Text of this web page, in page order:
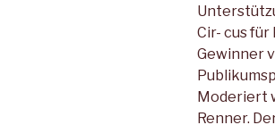
Cir- cus für
Gewinner
Moderiert
Renner.